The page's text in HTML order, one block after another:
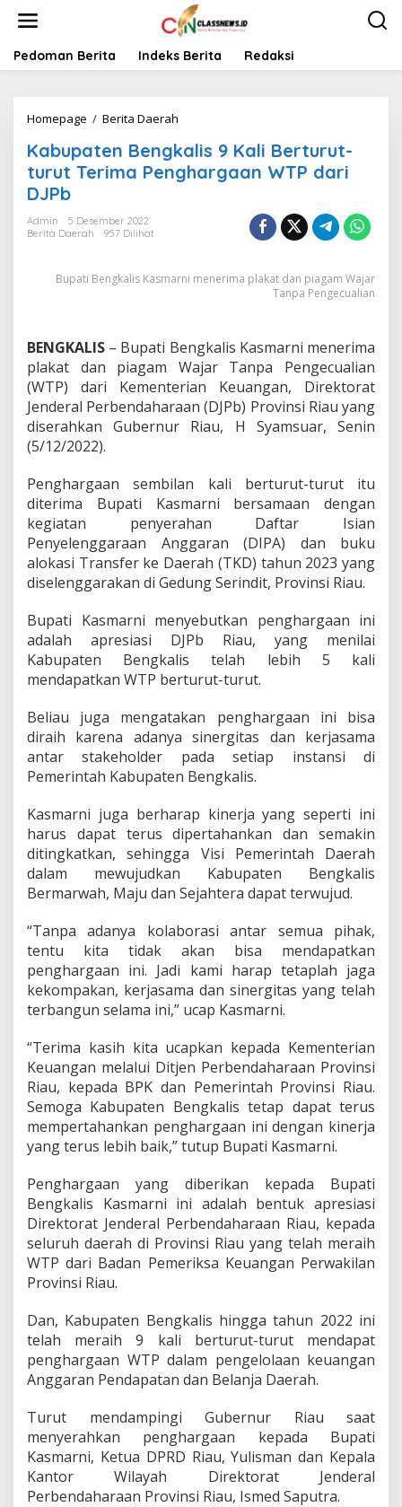
t
Pedoman Berita Indeks Berita Redaksi
Homepage / Berita Daerah
b
u
p
e
a
l
i
s
9
K
B
e
r
t
u
r
u
-
t
u
r
u
T
e
m
P
e
n
g
h
a
g
a
n
W
T
a
r
i
D
P
b
Kabupaten Bengkalis 9 Kali Berturut-
turut Terima Penghargaan WTP dari
DJPb
Admin
5 Desember 2022
Berita Daerah
957 Dilihat
Bupati Bengkalis Kasmarni menerima plakat dan piagam Wajar
Tanpa Pengecualian
BENGKALIS – Bupati Bengkalis Kasmarni menerima
plakat dan piagam Wajar Tanpa Pengecualian
(WTP) dari Kementerian Keuangan, Direktorat
Jenderal Perbendaharaan (DJPb) Provinsi Riau yang
diserahkan Gubernur Riau, H Syamsuar, Senin
(5/12/2022).
Penghargaan sembilan kali berturut-turut itu
diterima Bupati Kasmarni bersamaan dengan
kegiatan penyerahan Daftar Isian
Penyelenggaraan Anggaran (DIPA) dan buku
alokasi Transfer ke Daerah (TKD) tahun 2023 yang
diselenggarakan di Gedung Serindit, Provinsi Riau.
Bupati Kasmarni menyebutkan penghargaan ini
adalah apresiasi DJPb Riau, yang menilai
Kabupaten Bengkalis telah lebih 5 kali
mendapatkan WTP berturut-turut.
Beliau juga mengatakan penghargaan ini bisa
diraih karena adanya sinergitas dan kerjasama
antar stakeholder pada setiap instansi di
Pemerintah Kabupaten Bengkalis.
Kasmarni juga berharap kinerja yang seperti ini
harus dapat terus dipertahankan dan semakin
ditingkatkan, sehingga Visi Pemerintah Daerah
dalam mewujudkan Kabupaten Bengkalis
Bermarwah, Maju dan Sejahtera dapat terwujud.
“Tanpa adanya kolaborasi antar semua pihak,
tentu kita tidak akan bisa mendapatkan
penghargaan ini. Jadi kami harap tetaplah jaga
kekompakan, kerjasama dan sinergitas yang telah
terbangun selama ini,” ucap Kasmarni.
“Terima kasih kita ucapkan kepada Kementerian
Keuangan melalui Ditjen Perbendaharaan Provinsi
Riau, kepada BPK dan Pemerintah Provinsi Riau.
Semoga Kabupaten Bengkalis tetap dapat terus
mempertahankan penghargaan ini dengan kinerja
yang terus lebih baik,” tutup Bupati Kasmarni.
Penghargaan yang diberikan kepada Bupati
Bengkalis Kasmarni ini adalah bentuk apresiasi
Direktorat Jenderal Perbendaharaan Riau, kepada
seluruh daerah di Provinsi Riau yang telah meraih
WTP dari Badan Pemeriksa Keuangan Perwakilan
Provinsi Riau.
Dan, Kabupaten Bengkalis hingga tahun 2022 ini
telah meraih 9 kali berturut-turut mendapat
penghargaan WTP dalam pengelolaan keuangan
Anggaran Pendapatan dan Belanja Daerah.
Turut mendampingi Gubernur Riau saat
menyerahkan penghargaan kepada Bupati
Kasmarni, Ketua DPRD Riau, Yulisman dan Kepala
Kantor Wilayah Direktorat Jenderal
Perbendaharaan Provinsi Riau, Ismed Saputra.